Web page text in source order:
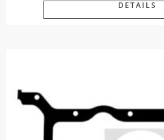
DETAILS